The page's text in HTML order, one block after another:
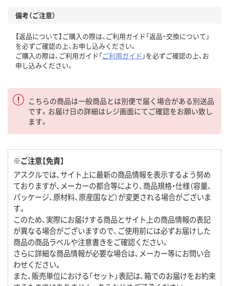
備考（ご注意）
【返品について】ご購入の際は、ご利用ガイド「返品・交換について」
を必ずご確認の上、お申し込みください。
ご購入の際は、ご利用ガイド「ご利用ガイド 」を必ずご確認の上、お
申し込みください。
こちらの商品は一般商品とは別便で届く場合がある別送品
です。お届け日の詳細はレジ画面にてご確認をお願い致し
ます。
※ご注意【免責】
アスクルでは、サイト上に最新の商品情報を表示するよう努め
ておりますが、メーカーの都合等により、商品規格・仕様（容量、
パッケージ、原材料、原産国など）が変更される場合がございま
す。
このため、実際にお届けする商品とサイト上の商品情報の表記
が異なる場合がございますので、ご使用前には必ずお届けした
商品の商品ラベルや注意書きをご確認ください。
さらに詳細な商品情報が必要な場合は、メーカー等にお問い合
わせください。
また、販売単位における「セット」表記は、箱でのお届けをお約束